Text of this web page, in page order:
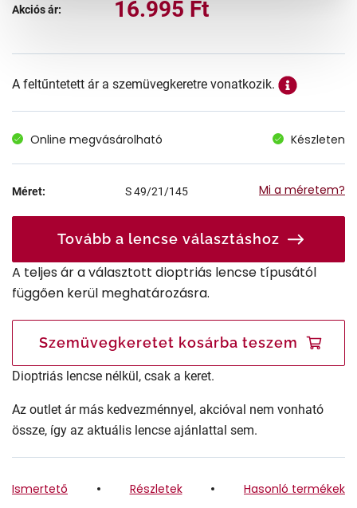
Akciós ár: 16.995 Ft
A feltűntetett ár a szemüvegkeretre vonatkozik.
Online megvásárolható Készleten
Méret: S49/21/145 Mi a méretem?
Tovább a lencse választáshoz
A teljes ár a választott dioptriás lencse típusától
függően kerül meghatározásra.
Szemüvegkeretet kosárba teszem
Dioptriás lencse nélkül, csak a keret.
Az outlet ár más kedvezménnyel, akcióval nem vonható
össze, így az aktuális lencse ajánlattal sem.
Ismertető Részletek Hasonló termékek